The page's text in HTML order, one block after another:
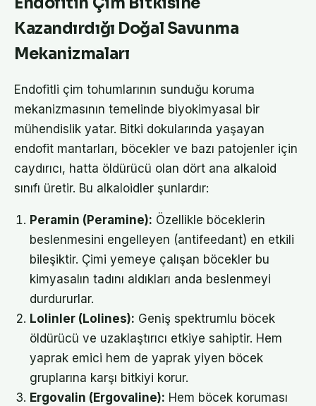
Kazandırdığı Doğal Savunma
Mekanizmaları
Endofitli çim tohumlarının sunduğu koruma
mekanizmasının temelinde biyokimyasal bir
mühendislik yatar. Bitki dokularında yaşayan
endofit mantarları, böcekler ve bazı patojenler için
caydırıcı, hatta öldürücü olan dört ana alkaloid
sınıfı üretir. Bu alkaloidler şunlardır:
Peramin (Peramine): Özellikle böceklerin
beslenmesini engelleyen (antifeedant) en etkili
bileşiktir. Çimi yemeye çalışan böcekler bu
kimyasalın tadını aldıkları anda beslenmeyi
durdururlar.
Lolinler (Lolines): Geniş spektrumlu böcek
öldürücü ve uzaklaştırıcı etkiye sahiptir. Hem
yaprak emici hem de yaprak yiyen böcek
gruplarına karşı bitkiyi korur.
Ergovalin (Ergovaline): Hem böcek koruması